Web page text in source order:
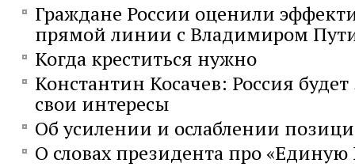
Граждане России оценили
прямой линии с Владимиром
Когда креститься нужно
Константин Косачев: Россия
свои интересы
Об усилении и ослаблении
О словах президента про «Единую